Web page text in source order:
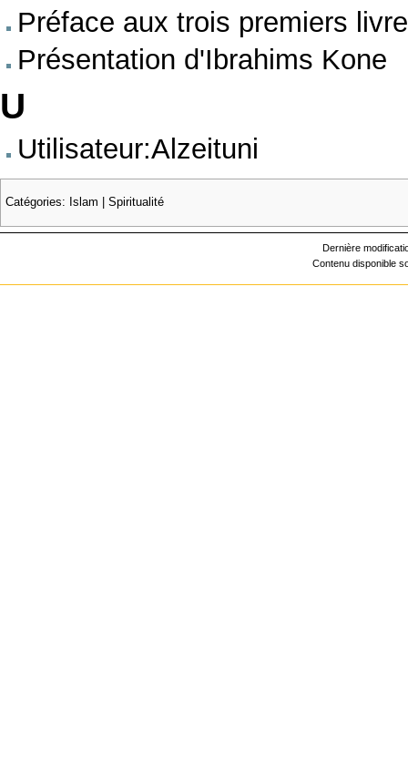
Préface aux trois premiers
Présentation d'Ibrahims Kone
U
Utilisateur:Alzeituni
Catégories: Islam Spiritualité
Dernière
Contenu disponible